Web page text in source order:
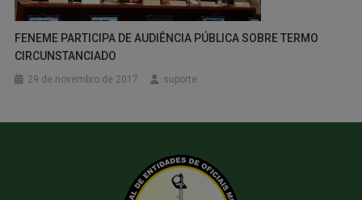
FENEME PARTICIPA DE AUDIÊNCIA PÚBLICA SOBRE TERMO
CIRCUNSTANCIADO
29 de novembro de 2017 suporte